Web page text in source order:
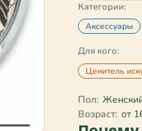
Категории:
Аксессуары
Для кого:
Ценитель
Пол:
Возраст: от